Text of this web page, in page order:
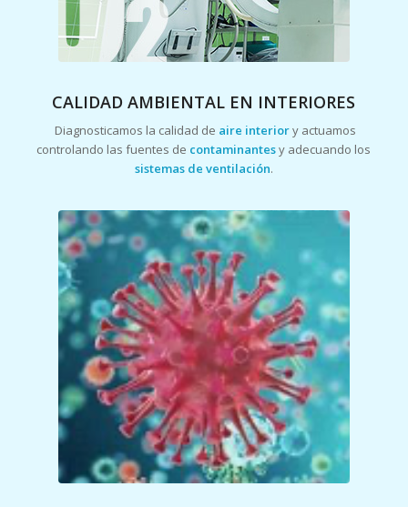
CALIDAD AMBIENTAL EN INTERIORES
Diagnosticamos la calidad de aire interiory actuamos
controlando las fuentes de contaminantesy adecuando los
sistemas de ventilación.